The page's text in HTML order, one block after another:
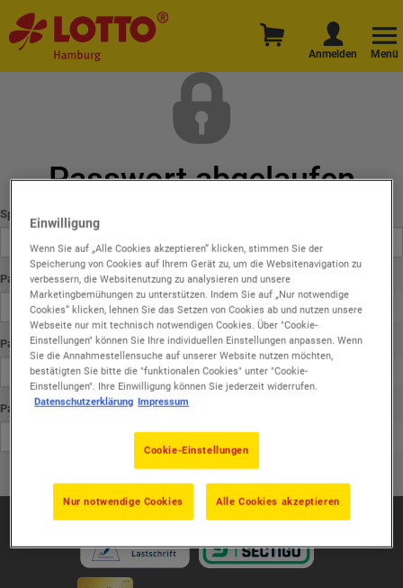
Anmelden Menü
Passwort abgelaufen
Spielername:
Passwort (alt):
Passwort (neu):
Passwort bestätigen:
Passwort wechseln
Einwilligung
Wenn Sie auf „Alle Cookies akzeptieren“ klicken, stimmen Sie der
Speicherung von Cookies auf Ihrem Gerät zu, um die Websitenavigation zu
verbessern, die Websitenutzung zu analysieren und unsere
Marketingbemühungen zu unterstützen. Indem Sie auf „Nur notwendige
Cookies“ klicken, lehnen Sie das Setzen von Cookies ab und nutzen unsere
Webseite nur mit technisch notwendigen Cookies. Über "Cookie-
Einstellungen" können Sie Ihre individuellen Einstellungen anpassen. Wenn
Sie die Annahmestellensuche auf unserer Website nutzen möchten,
bestätigten Sie bitte die "funktionalen Cookies" unter "Cookie-
Einstellungen". Ihre Einwilligung können Sie jederzeit widerrufen.
Datenschutzerklärung Impressum
Cookie-Einstellungen
Nur notwendige Cookies Alle Cookies akzeptieren